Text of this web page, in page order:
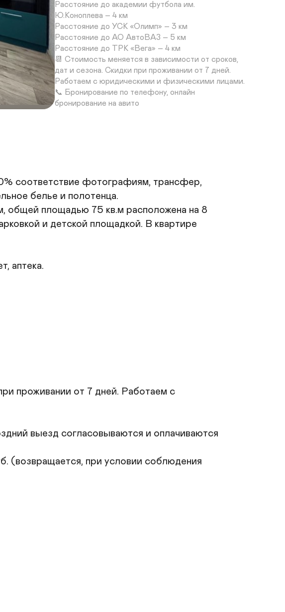
Расстояние до академии футбола им.
Ю.Коноплева – 4 км
Расстояние до УСК «Олимп» – 3 км
Расстояние до АО АвтоВАЗ – 5 км
Расстояние до ТРК «Вега» – 4 км
📆 Стоимость меняется в зависимости от сроков,
дат и сезона. Скидки при проживании от 7 дней.
Работаем с юридическими и физическими лицами.
📞 Бронирование по телефону, онлайн
бронирование на авито
условии соблюдения правил проживания, при
❗️ В квартирах запрещено:
-курение
-нахождение с животными
соответствие фотографиям, трансфер,
белье и полотенца.
общей площадью 75 кв.м расположена на 8
и детской площадкой. В квартире
аптека.
проживании от 7 дней. Работаем с
выезд согласовываются и оплачиваются
(возвращается, при условии соблюдения